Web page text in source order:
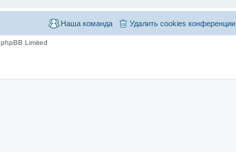
Удалить cookies конференции
Наша команда
Limited